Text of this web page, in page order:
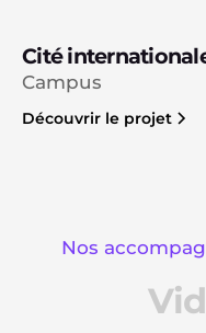
Cité
Campus
Découvrir le projet
Nos